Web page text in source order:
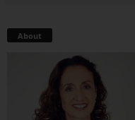
About